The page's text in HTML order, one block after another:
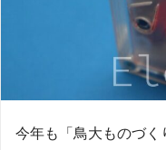
今年も「鳥大ものづく